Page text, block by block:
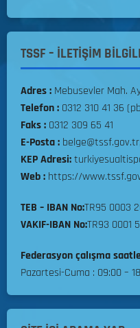
ı
06.08.2026
0
l
i
T
a
ı
m
S
e
ç
m
l
e
i
Y
r
TSSF – İLETİŞİM
Adres : Mebusevler Mah.
Telefon : 0312 310 41 36
Faks : 0312 309 65 41
E-Posta :
KEP Adresi:
Web : https://
TEB – IBAN No:TR95 0003
VAKIF-IBAN No:TR93 0001
Federasyon çalışma
Pazartesi-Cuma : 09:00 –